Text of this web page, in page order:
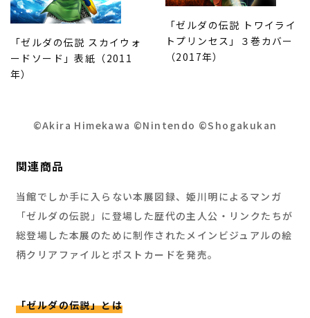
「ゼルダの伝説 スカイウォ
ードソード」表紙（2011
年）
「ゼルダの伝説 トワイライ
トプリンセス」３巻カバー
（2017年）
©Akira Himekawa ©Nintendo ©Shogakukan
関連商品
当館でしか手に入らない本展図録、姫川明によるマンガ
「ゼルダの伝説」に登場した歴代の主人公・リンクたちが
総登場した本展のために制作されたメインビジュアルの絵
柄クリアファイルとポストカードを発売。
「ゼルダの伝説」とは